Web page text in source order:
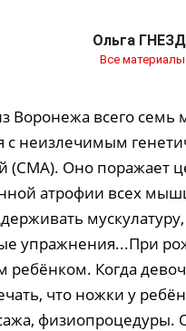
Ольга
Все
всего семь
с неизлечимым
Оно поражает
атрофии всех
упражнения...При
ребёнком. Когда
что ножки у
физиопроцедуры.